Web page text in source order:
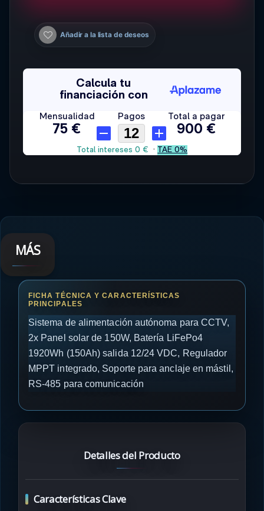
Añadir a la lista de deseos
MÁS
Sistema de alimentación autónoma para CCTV,
2x Panel solar de 150W, Batería LiFePo4
1920Wh (150Ah) salida 12/24 VDC, Regulador
MPPT integrado, Soporte para anclaje en mástil,
RS-485 para comunicación
Detalles del Producto
Características Clave